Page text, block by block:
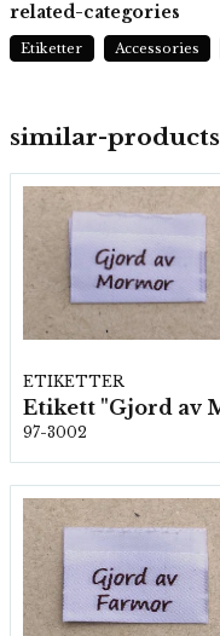
similar-products
ETIKETTER
97-3002
related-categories
Etiketter Accessories